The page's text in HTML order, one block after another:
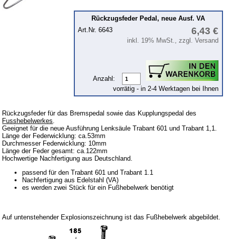
Kraftstoffsystem
Glasscheiben & Gummiprofile
Scheibenwaschanlage
Karosserie
Anstecker
Schlüsselanhänger
Schriftzüge
Rückzugsfeder Pedal, neue Ausf. VA
Art.Nr. 6643
6,43 €
inkl. 19% MwSt., zzgl. Versand
Anzahl:
vorrätig - in 2-4 Werktagen bei Ihnen
Rückzugsfeder für das Bremspedal sowie das Kupplungspedal des
Fusshebelwerkes.
Geeignet für die neue Ausführung Lenksäule Trabant 601 und Trabant 1,1.
Länge der Federwicklung: ca.53mm
Durchmesser Federwicklung: 10mm
Länge der Feder gesamt: ca.122mm
Hochwertige Nachfertigung aus Deutschland.
passend für den Trabant 601 und Trabant 1.1
Nachfertigung aus Edelstahl (VA)
es werden zwei Stück für ein Fußhebelwerk benötigt
Auf untenstehender Explosionszeichnung ist das Fußhebelwerk abgebildet.